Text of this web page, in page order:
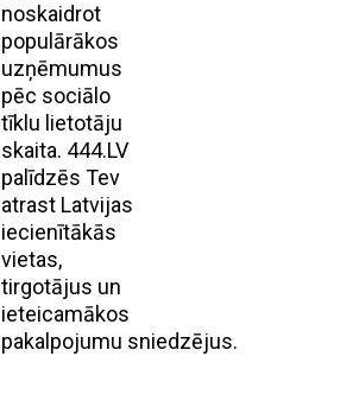
noskaidrot
populārākos
uzņēmumus
pēc sociālo
tīklu lietotāju
skaita. 444.LV
palīdzēs Tev
atrast Latvijas
iecienītākās
vietas,
tirgotājus un
ieteicamākos
pakalpojumu sniedzējus.